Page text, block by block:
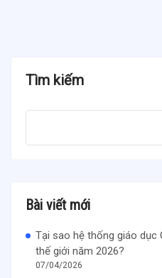
Tìm kiếm
Bài viết mới
Tại sao hệ thống giáo dục
thế giới năm 2026?
07/04/2026